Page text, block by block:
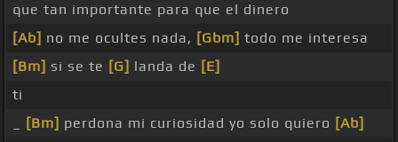
que tan importante para que el dinero
[Ab] no me ocultes nada, [Gbm] todo me interesa
[Bm] si se te [G] landa de [E]
ti
[Bm] perdona mi curiosidad yo solo quiero [Ab]